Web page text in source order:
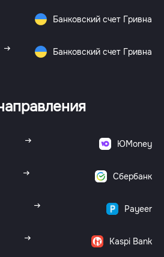
Банковский счет Гривна
Банковский счет Гривна
ЮMoney
Сбербанк
Payeer
Kaspi Bank